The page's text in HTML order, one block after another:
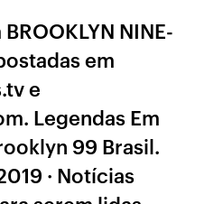
NINE-
em
e
Legendas Em
99 Brasil.
· Notícias